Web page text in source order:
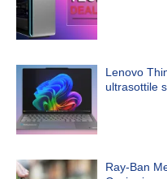
Lenovo
ultrasottile
Ray-Ban